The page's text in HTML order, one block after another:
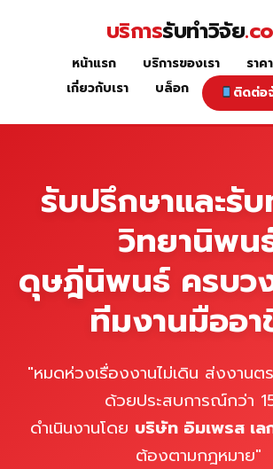
หน้าแรก
บริการรับทำวิจัย
หน้าแรก บริการของเรา
ราค
เกี่ยวกับเรา
บล็อก ติดต่อ
รับปรึกษาและรั
วิทยานิพน
ดุษฎีนิพนธ์ ครบว
ทีมงานมืออ
"หมดห่วงเรื่องงานไม่เดิน ส่งงานต
ด้วยประสบการณ์กว่า
ดำเนินงานโดย บริษัท อิมเพรส เล
ต้องตามกฎหมาย"